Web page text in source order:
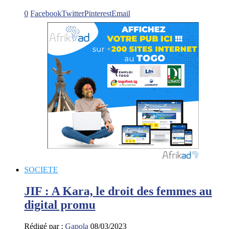
0 FacebookTwitterPinterestEmail
SOCIETE
JIF : A Kara, le droit des femmes au
digital promu
Rédigé par : Gapola 08/03/2023